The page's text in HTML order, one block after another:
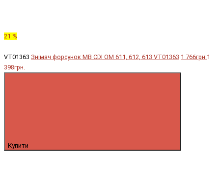
21 %
VT01363 Знімач форсунок MB CDI OM 611, 612, 613 VT01363 1 766грн. 1
398грн.
Купити